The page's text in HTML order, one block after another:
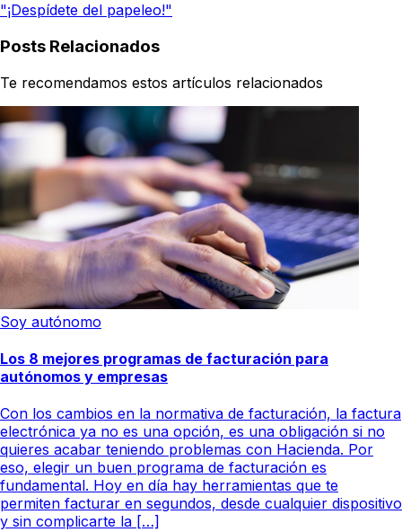
"¡Despídete del papeleo!"
Posts Relacionados
Te recomendamos estos artículos relacionados
Soy autónomo
Los 8 mejores programas de facturación para
autónomos y empresas
Con los cambios en la normativa de facturación, la factura
electrónica ya no es una opción, es una obligación si no
quieres acabar teniendo problemas con Hacienda. Por
eso, elegir un buen programa de facturación es
fundamental. Hoy en día hay herramientas que te
permiten facturar en segundos, desde cualquier dispositivo
y sin complicarte la […]